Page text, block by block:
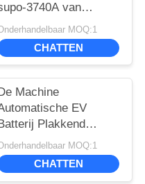
3740A van
EV
MOQ:1
CHATTEN
Machine
EV
Plakkend
van de
26800
supo-3741
MOQ:1
CHATTEN